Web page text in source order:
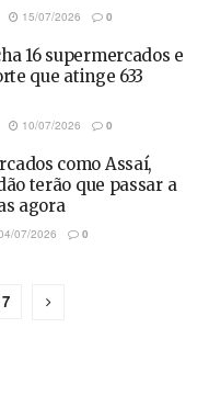
15/07/2026 0
16 supermercados e
que atinge 633
10/07/2026 0
como Assaí,
terão que passar a
agora
07/2026 0
7